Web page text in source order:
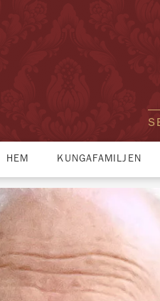
HEM KUNGAFAMILJEN